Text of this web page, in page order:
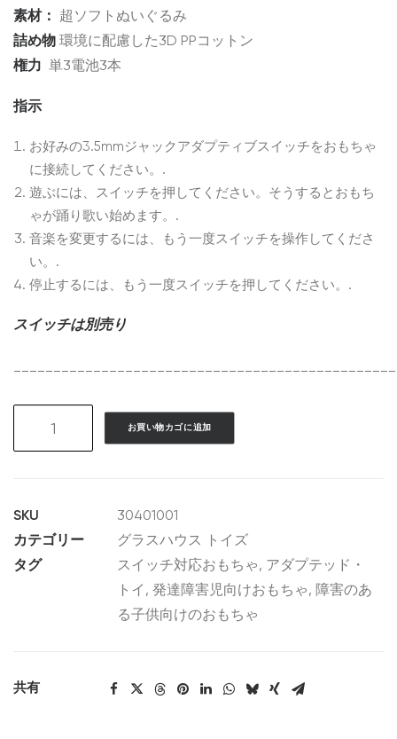
素材： 超ソフトぬいぐるみ
詰め物 環境に配慮した3D PPコットン
権力 単3電池3本
指示
お好みの3.5mmジャックアダプティブスイッチをおもちゃ
に接続してください。.
遊ぶには、スイッチを押してください。そうするとおもち
ゃが踊り歌い始めます。.
音楽を変更するには、もう一度スイッチを操作してくださ
い。.
停止するには、もう一度スイッチを押してください。.
スイッチは別売り
Sunflower
個
お買い物カゴに追加
SKU
30401001
カテゴリー
グラスハウス トイズ
タグ
スイッチ対応おもちゃ, アダプテッド・
トイ , 発達障害児向けおもちゃ, 障害のあ
る子供向けのおもちゃ
共有